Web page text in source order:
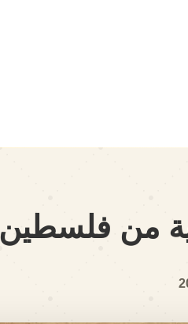
من فلسطين